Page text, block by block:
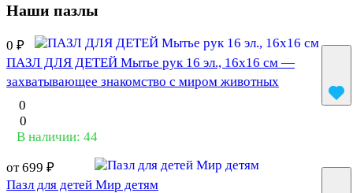
Наши пазлы
0 ₽
ПАЗЛ ДЛЯ ДЕТЕЙ Мытье рук 16 эл., 16х16 см —
захватывающее знакомство с миром животных
0
0
В наличии: 44
от 699 ₽
Пазл для детей Мир детям